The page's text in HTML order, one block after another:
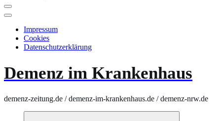
Impressum
Cookies
Datenschutzerklärung
Demenz im Krankenhaus
demenz-zeitung.de / demenz-im-krankenhaus.de / demenz-nrw.de